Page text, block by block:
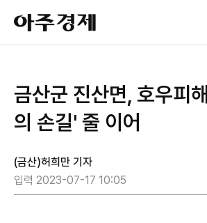
아
주
경
금산군 진산면, 호우피
의 손길' 줄 이어
(금산)허희만 기자
입력 2023-07-17 10:05